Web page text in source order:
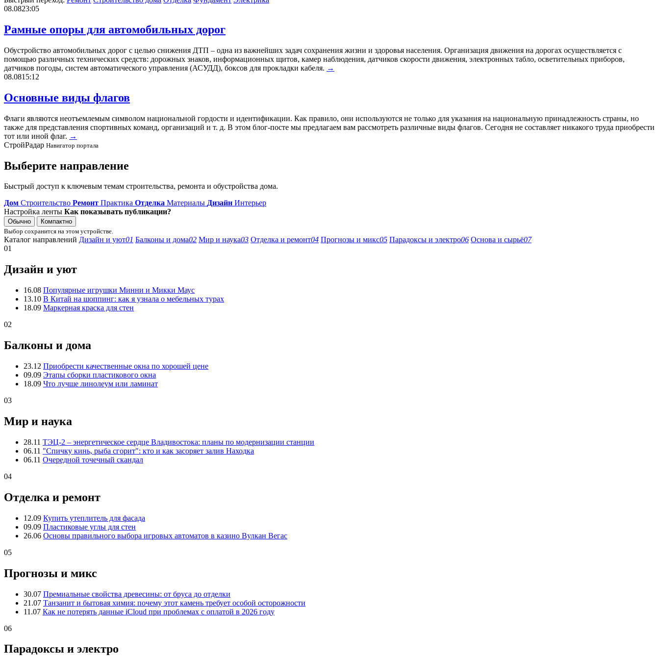
08.0823:05
Рамные опоры для автомобильных дорог
Обустройство автомобильных дорог с целью снижения ДТП – одна из важнейших задач сохранения жизни и здоровья населения. Организация движения на дорогах осуществляется с
помощью различных технических средств: дорожных знаков, информационных щитов, камер наблюдения, датчиков скорости движения, электронных табло, осветительных приборов,
датчиков погоды, систем автоматического управления (АСУДД), боксов для прокладки кабеля. →
08.0815:12
Основные виды флагов
Флаги являются неотъемлемым символом национальной гордости и идентификации. Как правило, они используются не только для указания на национальную принадлежность страны, но
также для представления спортивных команд, организаций и т. д. В этом блог-посте мы предлагаем вам рассмотреть различные виды флагов. Сегодня не составляет никакого труда приобрести
тот или иной флаг. →
СтройРадар Навигатор портала
Выберите направление
Быстрый доступ к ключевым темам строительства, ремонта и обустройства дома.
Дом Строительство Ремонт Практика Отделка Материалы Дизайн Интерьер
Настройка ленты Как показывать публикации?
Обычно
Компактно
Выбор сохранится на этом устройстве.
Каталог направлений Дизайн и уют01 Балконы и дома02 Мир и наука03 Отделка и ремонт04 Прогнозы и микс05 Парадоксы и электро06 Основа и сырьё07
01
Дизайн и уют
16.08 Популярные игрушки Минни и Микки Маус
13.10 В Китай на шоппинг: как я узнала о мебельных турах
18.09 Маркерная краска для стен
02
Балконы и дома
23.12 Приобрести качественные окна по хорошей цене
09.09 Этапы сборки пластикового окна
18.09 Что лучше линолеум или ламинат
03
Мир и наука
28.11 ТЭЦ-2 – энергетическое сердце Владивостока: планы по модернизации станции
06.11 "Спичку кинь, рыба сгорит": кто и как засоряет залив Находка
06.11 Очередной точечный скандал
04
Отделка и ремонт
12.09 Купить утеплитель для фасада
09.09 Пластиковые углы для стен
26.06 Основы правильного выбора игровых автоматов в казино Вулкан Вегас
05
Прогнозы и микс
30.07 Премиальные свойства древесины: от бруса до отделки
21.07 Танзанит и бытовая химия: почему этот камень требует особой осторожности
11.07 Как не потерять данные iCloud при проблемах с оплатой в 2026 году
06
Парадоксы и электро